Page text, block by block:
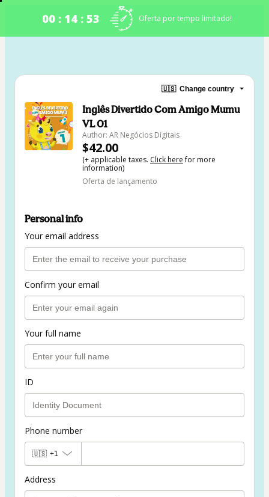
00 : 14 : 53 Oferta por tempo limitado!
🇺🇸 Change country
Inglês Divertido Com Amigo Mumu
VL 01
Author: AR Negócios Digitais
$42.00
(+ applicable taxes. Click herefor more
information)
Oferta de lançamento
Personal info
Your email address
Confirm your email
Your full name
ID
Phone number
🇺🇸 +1
Address